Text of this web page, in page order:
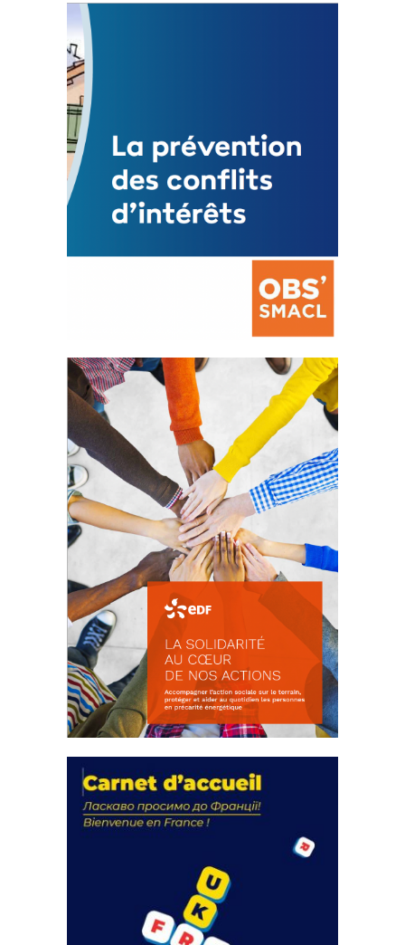
Statut de l’élu local
3 avril 2024
Mise à jour avril 2024
FEUILLETER
La prévention des conflits
d’intérêts
18 septembre 2023
FEUILLETER
actions
18 septembre 2023
FEUILLETER